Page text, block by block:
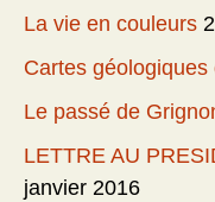
La vie en couleurs
Cartes géologiques
Le passé de
LETTRE AU
janvier 2016